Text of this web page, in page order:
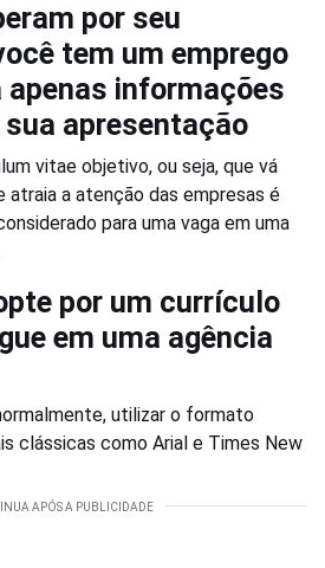
por seu
tem um emprego
informações
apresentação
vitae objetivo, ou seja, que vá
atraia a atenção das empresas é
para uma vaga em uma
por um currículo
em uma agência
utilizar o formato
clássicas como Arial e Times New